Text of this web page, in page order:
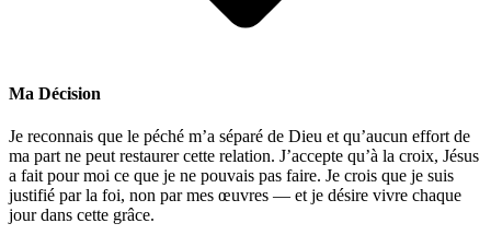
Ma Décision
Je reconnais que le péché m’a séparé de Dieu et qu’aucun effort de
ma part ne peut restaurer cette relation. J’accepte qu’à la croix, Jésus
a fait pour moi ce que je ne pouvais pas faire. Je crois que je suis
justifié par la foi, non par mes œuvres — et je désire vivre chaque
jour dans cette grâce.